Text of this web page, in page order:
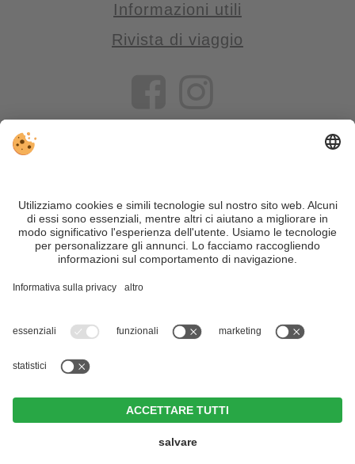
Informazioni utili
Rivista di viaggio
VIVOSüdtirol è il portale di viaggio per chi desidera vivere il
Trentino Alto Adige davvero – con consigli autentici, alloggi e
offerte su misura.
Nonostante il lavoro accurato e il costante aggiornamento dei
motivi di sicurezza, si prega di verificare chiedendo
| Part. IVA IT02365710215